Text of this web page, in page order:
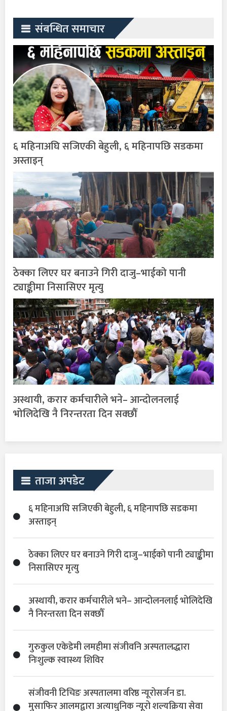
संबन्धित समाचार
६ महिनाअघि सजिएकी बेहुली, ६ महिनापछि सडकमा
अस्ताइन्
ठेक्का लिएर घर बनाउने गिरी दाजु–भाईको पानी
ट्याङ्कीमा निसासिएर मृत्यु
अस्थायी, करार कर्मचारीले भने– आन्दोलनलाई
भोलिदेखि नै निरन्तरता दिन सक्छौँ
ताजा अपडेट
६ महिनाअघि सजिएकी बेहुली, ६ महिनापछि सडकमा
अस्ताइन्
ठेक्का लिएर घर बनाउने गिरी दाजु–भाईको पानी ट्याङ्कीमा
निसासिएर मृत्यु
अस्थायी, करार कर्मचारीले भने– आन्दोलनलाई भोलिदेखि
नै निरन्तरता दिन सक्छौँ
गुरुकुल एकेडेमी लमहीमा संजीवनि अस्पतालद्धारा
निःशुल्क स्वास्थ्य शिविर
संजीवनी टिचिङ अस्पतालमा वरिष्ठ न्यूरोसर्जन डा.
मुसाफिर आलमद्वारा अत्याधुनिक न्यूरो शल्यक्रिया सेवा